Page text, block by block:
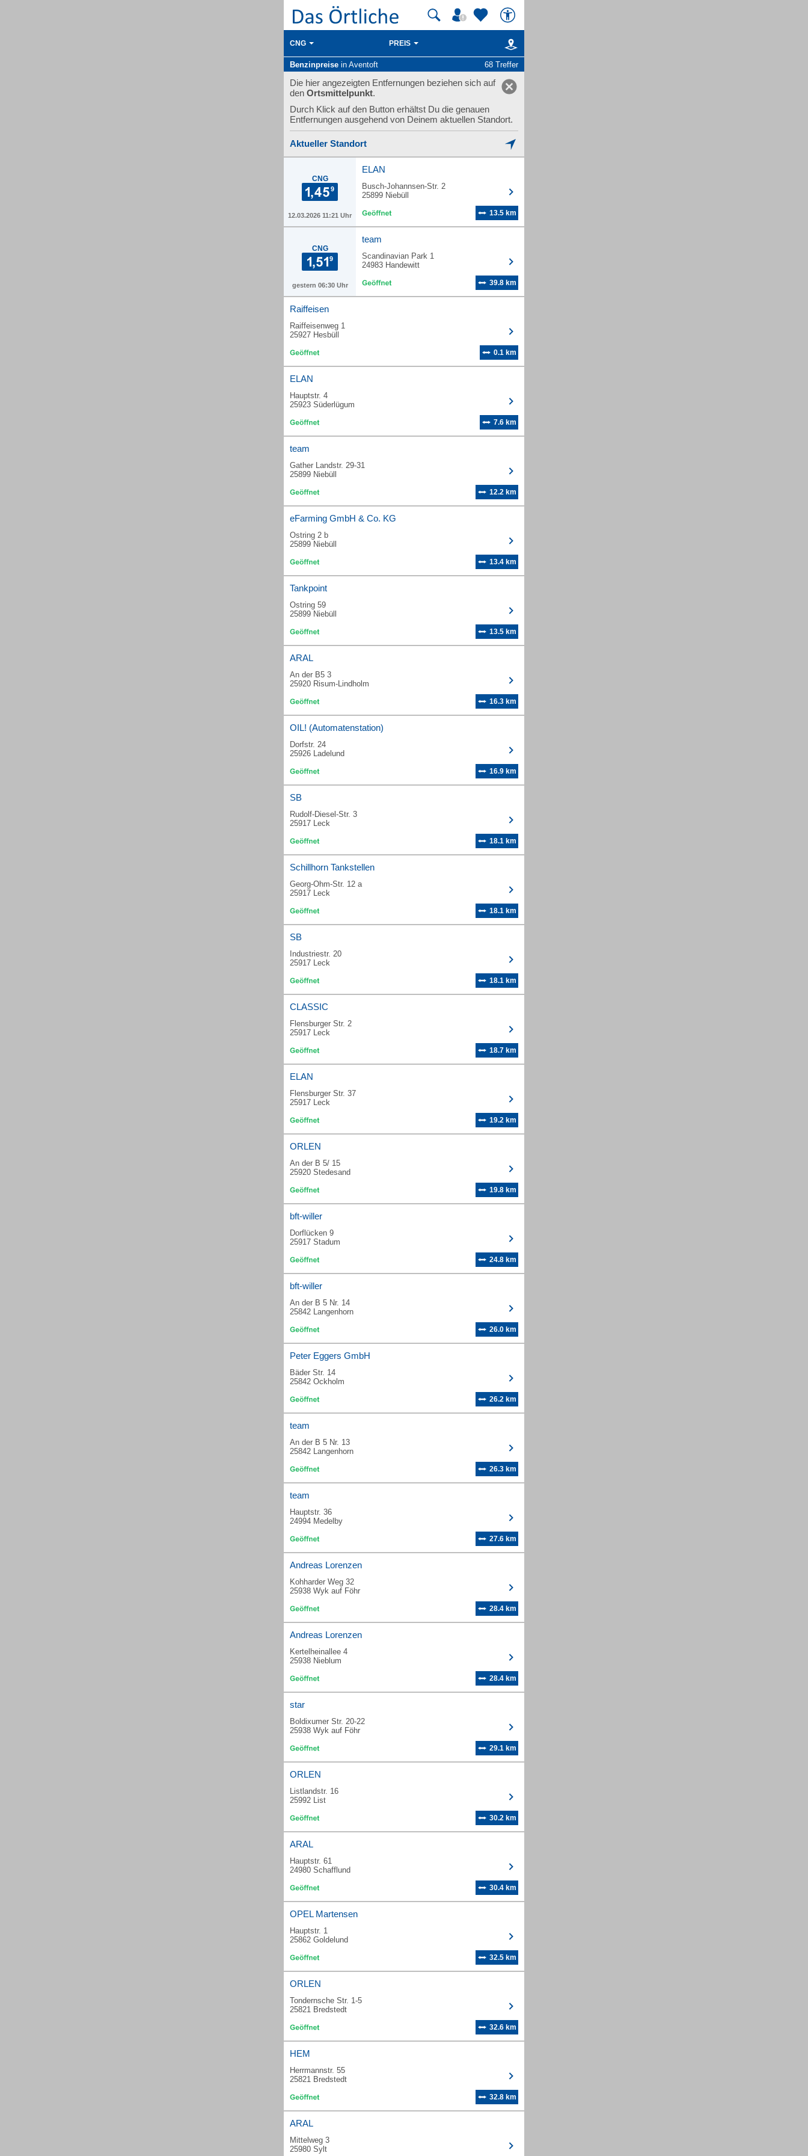
CNG PREIS
Benzinpreise in Aventoft 68 Treffer
Die hier angezeigten Entfernungen beziehen sich auf
den Ortsmittelpunkt.
Durch Klick auf den Button erhältst Du die genauen
Entfernungen ausgehend von Deinem aktuellen Standort.
Aktueller Standort
CNG
12.03.2026 11:21 Uhr
ELAN
Busch-Johannsen-Str. 2
25899 Niebüll
13.5 km
CNG
gestern 06:30 Uhr
team
Scandinavian Park 1
24983 Handewitt
39.8 km
Raiffeisen
Raiffeisenweg 1
25927 Hesbüll
0.1 km
ELAN
Hauptstr. 4
25923 Süderlügum
7.6 km
team
Gather Landstr. 29-31
25899 Niebüll
12.2 km
eFarming GmbH & Co. KG
Ostring 2 b
25899 Niebüll
13.4 km
Tankpoint
Ostring 59
25899 Niebüll
13.5 km
ARAL
An der B5 3
25920 Risum-Lindholm
16.3 km
OIL! (Automatenstation)
Dorfstr. 24
25926 Ladelund
16.9 km
SB
Rudolf-Diesel-Str. 3
25917 Leck
18.1 km
Schillhorn Tankstellen
Georg-Ohm-Str. 12 a
25917 Leck
18.1 km
SB
Industriestr. 20
25917 Leck
18.1 km
CLASSIC
Flensburger Str. 2
25917 Leck
18.7 km
ELAN
Flensburger Str. 37
25917 Leck
19.2 km
ORLEN
An der B 5/ 15
25920 Stedesand
19.8 km
bft-willer
Dorflücken 9
25917 Stadum
24.8 km
bft-willer
An der B 5 Nr. 14
25842 Langenhorn
26.0 km
Peter Eggers GmbH
Bäder Str. 14
25842 Ockholm
26.2 km
team
An der B 5 Nr. 13
25842 Langenhorn
26.3 km
team
Hauptstr. 36
24994 Medelby
27.6 km
Andreas Lorenzen
Kohharder Weg 32
25938 Wyk auf Föhr
28.4 km
Andreas Lorenzen
Kertelheinallee 4
25938 Nieblum
28.4 km
star
Boldixumer Str. 20-22
25938 Wyk auf Föhr
29.1 km
ORLEN
Listlandstr. 16
25992 List
30.2 km
ARAL
Hauptstr. 61
24980 Schafflund
30.4 km
OPEL Martensen
Hauptstr. 1
25862 Goldelund
32.5 km
ORLEN
Tondernsche Str. 1-5
25821 Bredstedt
32.6 km
HEM
Herrmannstr. 55
25821 Bredstedt
32.8 km
ARAL
Mittelweg 3
25980 Sylt